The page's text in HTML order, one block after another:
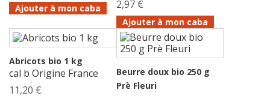
Ajouter à mon caba 2,97 €
Ajouter à mon caba
Abricots bio 1 kg
cal b Origine France
11,20 €
Beurre doux bio 250 g
Prè Fleuri